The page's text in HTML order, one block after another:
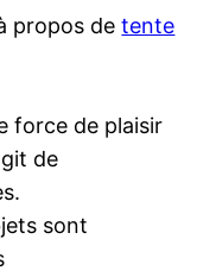
propos detente
force de plaisir
de
sont